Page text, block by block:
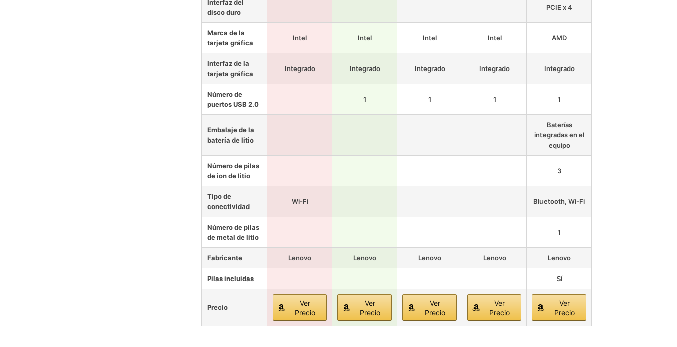
Interfaz del
disco duro
PCIE x 4
Marca de la
tarjeta gráfica
Intel Intel Intel Intel AMD
Interfaz de la
tarjeta gráfica
Integrado Integrado Integrado Integrado Integrado
Número de
puertos USB 2.0
1 1 1 1
Embalaje de la
batería de litio
Baterías
integradas en el
equipo
Número de pilas
de ion de litio
3
Tipo de
conectividad
Wi-Fi Bluetooth, Wi-Fi
Número de pilas
de metal de litio
1
Fabricante Lenovo Lenovo Lenovo Lenovo Lenovo
Pilas incluidas Sí
Precio
Ver
Precio
Ver
Precio
Ver
Precio
Ver
Precio
Ver
Precio